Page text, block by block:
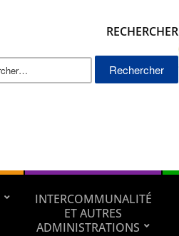
RECHERCHER
Rechercher :
INTERCOMMUNALITÉ
ET AUTRES
ADMINISTRATIONS